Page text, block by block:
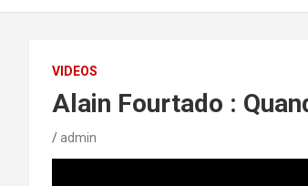
VIDEOS
Alain Fourtado :
admin